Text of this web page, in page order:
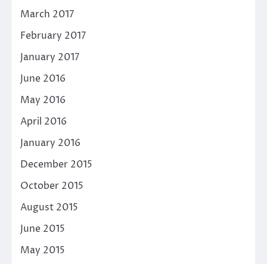
March 2017
February 2017
January 2017
June 2016
May 2016
April 2016
January 2016
December 2015
October 2015
August 2015
June 2015
May 2015